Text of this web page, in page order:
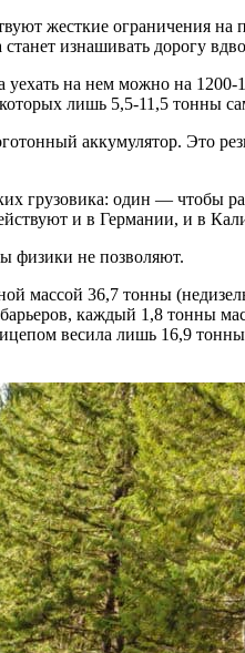
жесткие ограничения
изнашивать дорогу
на нем можно на
лишь 5,5-11,5 тонны
аккумулятор. Это
грузовика: один — чтобы
и в Германии, и в
физики не позволяют.
массой 36,7 тонны
каждый 1,8 тонны
весила лишь 16,9